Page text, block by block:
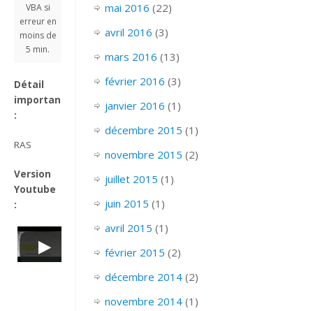
VBA si
erreur en
moins de
5 min.
Détail
important
:
RAS
Version
Youtube
:
mai 2016 (22)
avril 2016 (3)
mars 2016 (13)
février 2016 (3)
janvier 2016 (1)
décembre 2015 (1)
novembre 2015 (2)
juillet 2015 (1)
juin 2015 (1)
avril 2015 (1)
février 2015 (2)
décembre 2014(2)
novembre 2014(1)